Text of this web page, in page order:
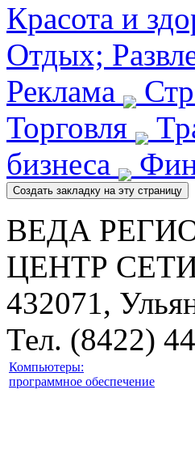
Красота и
Отдых;
Реклама
Торговля
бизнеса
ВЕДА
ЦЕНТР
432071,
Тел. (8422)
Компьютеры:
программное обеспечение